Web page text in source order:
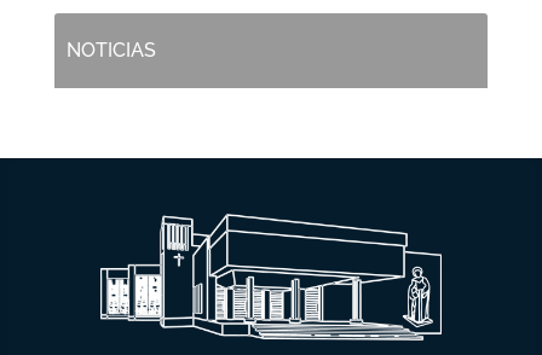
NOTICIAS